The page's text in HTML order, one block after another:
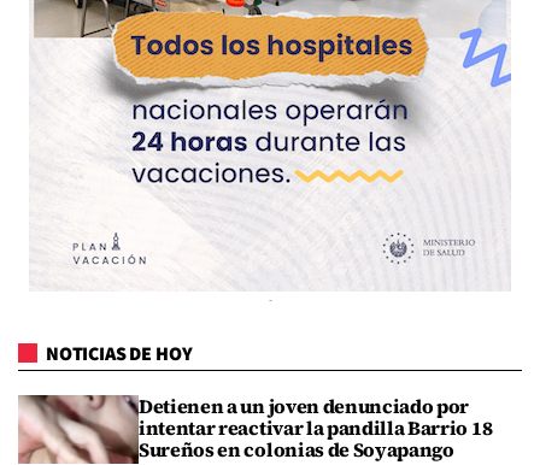
NOTICIAS DE HOY
Detienen a un joven denunciado por
intentar reactivar la pandilla Barrio 18
Sureños en colonias de Soyapango